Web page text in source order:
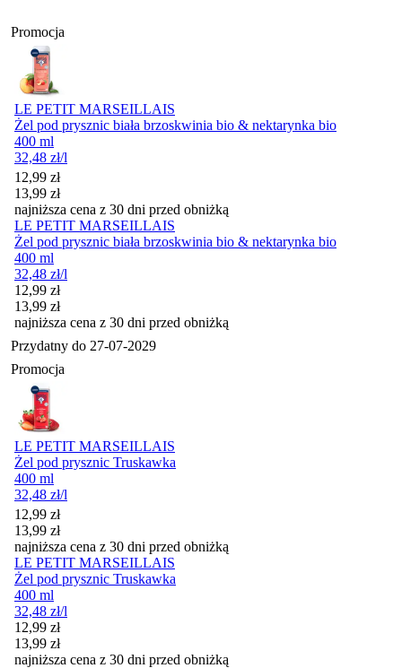
Promocja
LE PETIT MARSEILLAIS
Żel pod prysznic biała brzoskwinia bio & nektarynka bio
400 ml
32,48 zł/l
Cena promocyjna
12,99 zł
13,99 zł
najniższa cena z 30 dni przed obniżką
LE PETIT MARSEILLAIS
Żel pod prysznic biała brzoskwinia bio & nektarynka bio
400 ml
32,48 zł/l
Cena promocyjna
12,99 zł
13,99 zł
najniższa cena z 30 dni przed obniżką
Przydatny do 27-07-2029
Promocja
LE PETIT MARSEILLAIS
Żel pod prysznic Truskawka
400 ml
32,48 zł/l
Cena promocyjna
12,99 zł
13,99 zł
najniższa cena z 30 dni przed obniżką
LE PETIT MARSEILLAIS
Żel pod prysznic Truskawka
400 ml
32,48 zł/l
Cena promocyjna
12,99 zł
13,99 zł
najniższa cena z 30 dni przed obniżką